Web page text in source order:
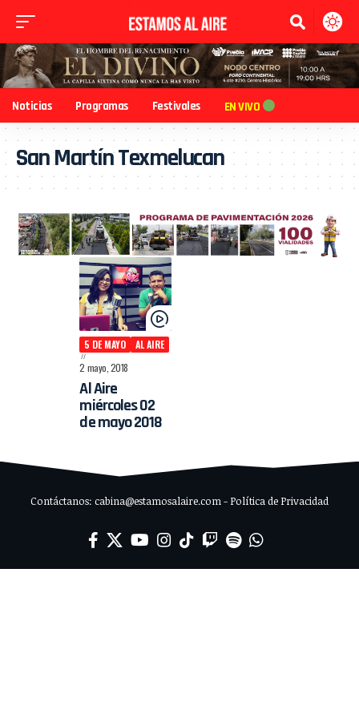
Noticias Programas Festivales EN VIVO
San Martín Texmelucan
5 DE MAYO
AL AIRE
2 mayo, 2018
Al Aire
miércoles 02
de mayo 2018
Contáctanos: cabina@estamosalaire.com - Política de Privacidad